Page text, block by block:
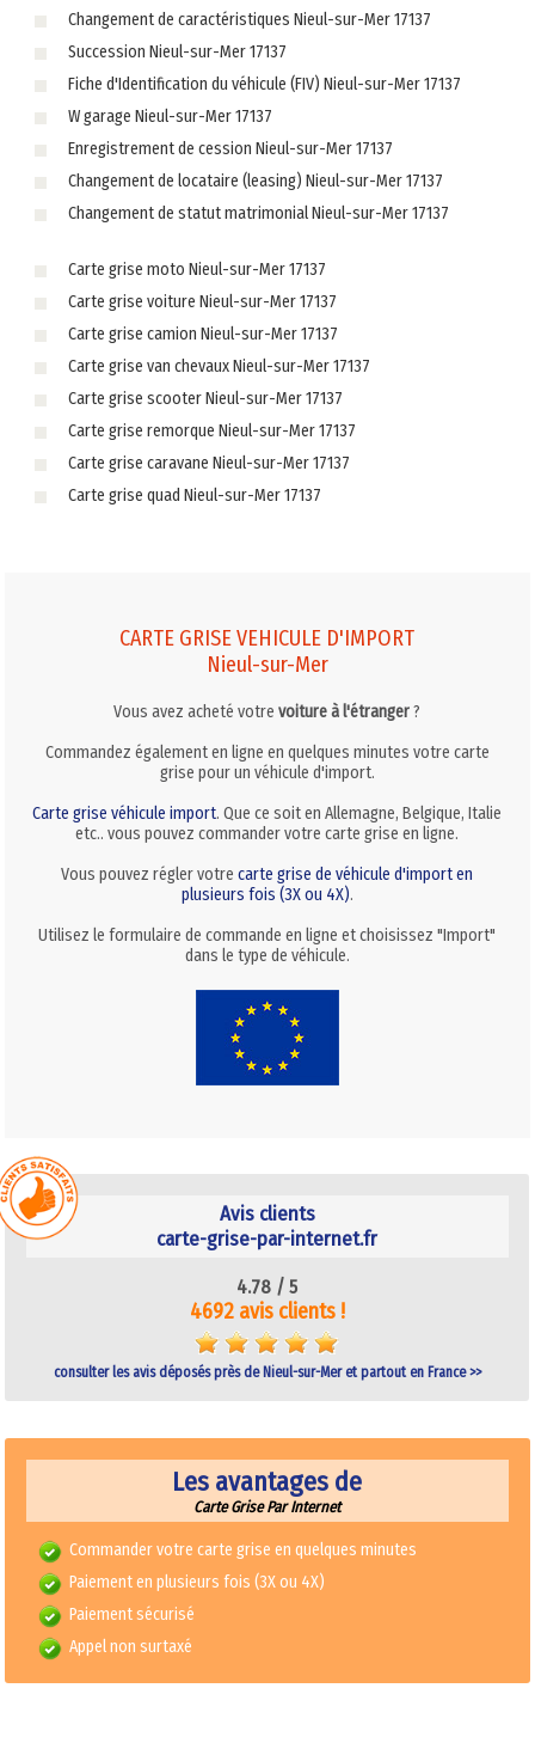
Changement de caractéristiques Nieul-sur-Mer 17137
Succession Nieul-sur-Mer 17137
Fiche d'Identification du véhicule (FIV) Nieul-sur-Mer 17137
W garage Nieul-sur-Mer 17137
Enregistrement de cession Nieul-sur-Mer 17137
Changement de locataire (leasing) Nieul-sur-Mer 17137
Changement de statut matrimonial Nieul-sur-Mer 17137
Carte grise moto Nieul-sur-Mer 17137
Carte grise voiture Nieul-sur-Mer 17137
Carte grise camion Nieul-sur-Mer 17137
Carte grise van chevaux Nieul-sur-Mer 17137
Carte grise scooter Nieul-sur-Mer 17137
Carte grise remorque Nieul-sur-Mer 17137
Carte grise caravane Nieul-sur-Mer 17137
Carte grise quad Nieul-sur-Mer 17137
CARTE GRISE VEHICULE D'IMPORT
Nieul-sur-Mer
Vous avez acheté votrevoiture à l'étranger?
Commandez également en ligne en quelques minutes votre carte
grise pour un véhicule d'import.
Carte grise véhicule import. Que ce soit en Allemagne, Belgique, Italie
etc.. vous pouvez commander votre carte grise en ligne.
Vous pouvez régler votrecarte grise de véhicule d'import en
plusieurs fois (3X ou 4X).
Utilisez le formulaire de commande en ligne et choisissez "Import"
dans le type de véhicule.
Avis clients
carte-grise-par-internet.fr
4.78 /5
4692 avis clients !
consulter les avis déposés près de Nieul-sur-Mer et partout en France >>
Les avantages de
Carte Grise Par Internet
Commander votre carte grise en quelques minutes
Paiement en plusieurs fois (3X ou 4X)
Paiement sécurisé
Appel non surtaxé